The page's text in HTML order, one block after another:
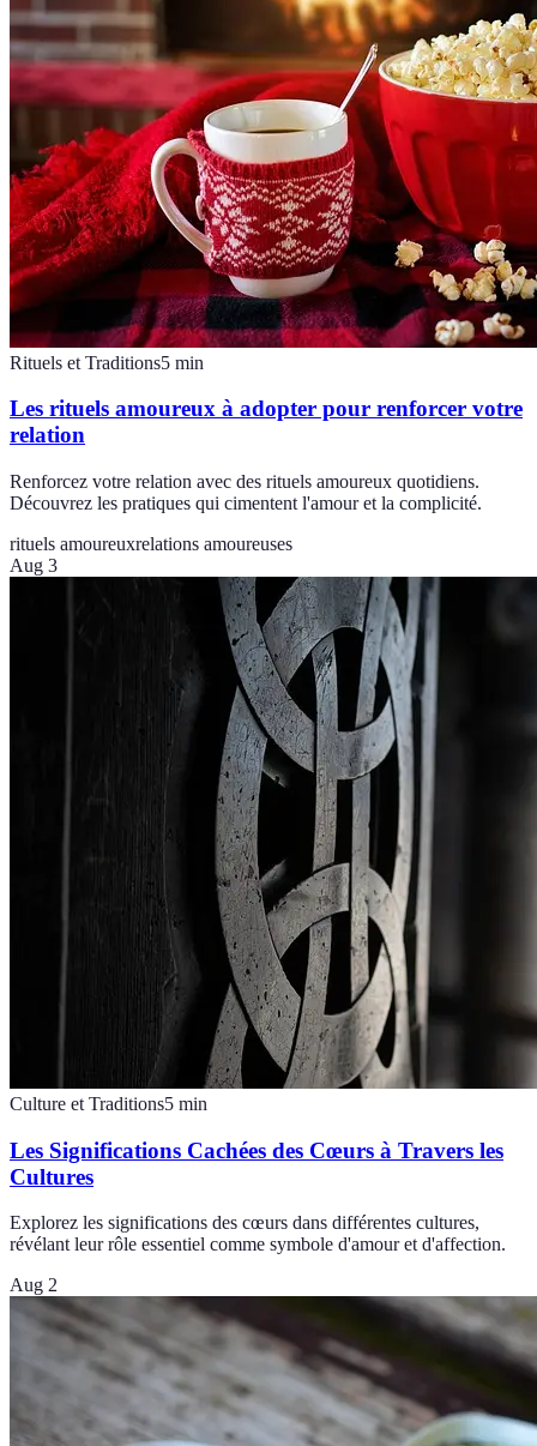
Rituels et Traditions5 min
Les rituels amoureux à adopter pour renforcer votre
relation
Renforcez votre relation avec des rituels amoureux quotidiens.
Découvrez les pratiques qui cimentent l'amour et la complicité.
rituels amoureuxrelations amoureuses
Aug 3
Culture et Traditions5 min
Les Significations Cachées des Cœurs à Travers les
Cultures
Explorez les significations des cœurs dans différentes cultures,
révélant leur rôle essentiel comme symbole d'amour et d'affection.
Aug 2